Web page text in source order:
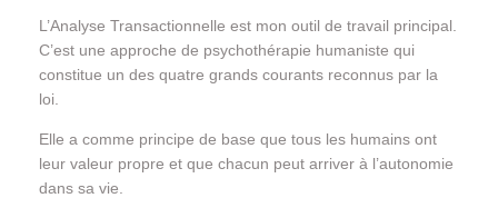
L’Analyse Transactionnelle est mon outil de travail principal.
C’est une approche de psychothérapie humaniste qui
constitue un des quatre grands courants reconnus par la
loi.
Elle a comme principe de base que tous les humains ont
leur valeur propre et que chacun peut arriver à l’autonomie
dans sa vie.